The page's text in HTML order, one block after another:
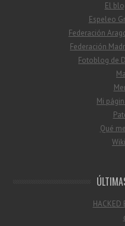
El
Espeleo
Federación
Federación
Fotoblog de
Mi
Qué
HACKED